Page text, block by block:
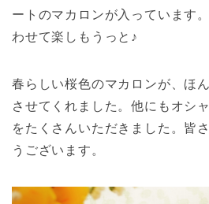
ートのマカロンが入っています
わせて楽しもうっと♪
春らしい桜色のマカロンが、ほ
させてくれました。他にもオシ
をたくさんいただきました。皆
うございます。